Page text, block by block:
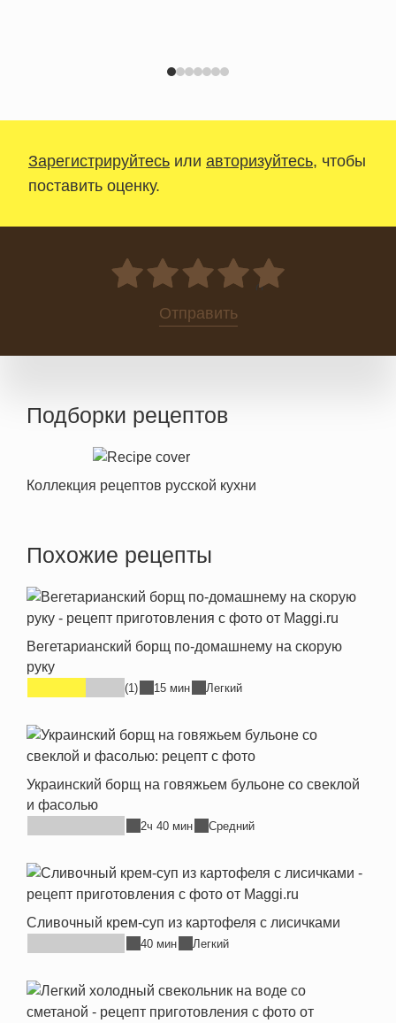
Зарегистрируйтесь или авторизуйтесь, чтобы
поставить оценку.
0
Отправить
Подборки рецептов
Коллекция рецептов русской кухни
Похожие рецепты
Вегетарианский борщ по-домашнему на скорую
руку
(1) 15 мин Легкий
Украинский борщ на говяжьем бульоне со свеклой
и фасолью
2ч 40 мин Средний
Сливочный крем-суп из картофеля с лисичками
40 мин Легкий